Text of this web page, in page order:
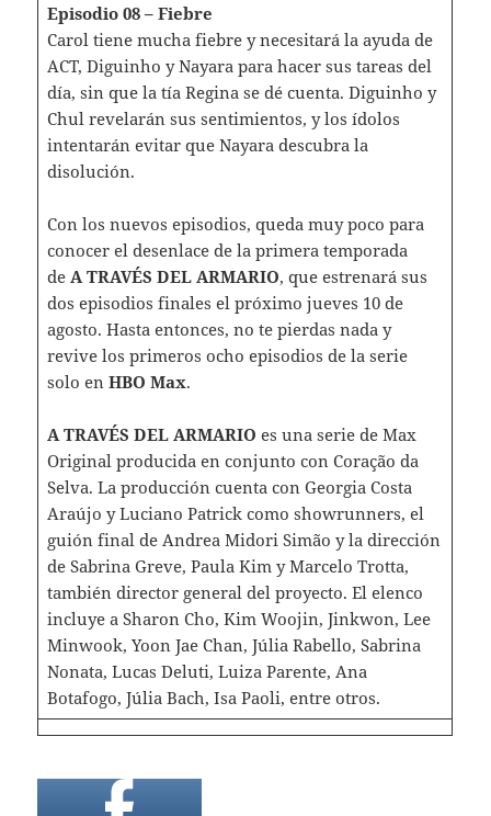
Episodio 08 – Fiebre
Carol tiene mucha fiebre y necesitará la ayuda de
ACT, Diguinho y Nayara para hacer sus tareas del
día, sin que la tía Regina se dé cuenta. Diguinho y
Chul revelarán sus sentimientos, y los ídolos
intentarán evitar que Nayara descubra la
disolución.
Con los nuevos episodios, queda muy poco para
conocer el desenlace de la primera temporada
de A TRAVÉS DEL ARMARIO, que estrenará sus
dos episodios finales el próximo jueves 10 de
agosto. Hasta entonces, no te pierdas nada y
revive los primeros ocho episodios de la serie
solo en HBO Max.
A TRAVÉS DEL ARMARIO es una serie de Max
Original producida en conjunto con Coração da
Selva. La producción cuenta con Georgia Costa
Araújo y Luciano Patrick como showrunners, el
guión final de Andrea Midori Simão y la dirección
de Sabrina Greve, Paula Kim y Marcelo Trotta,
también director general del proyecto. El elenco
incluye a Sharon Cho, Kim Woojin, Jinkwon, Lee
Minwook, Yoon Jae Chan, Júlia Rabello, Sabrina
Nonata, Lucas Deluti, Luiza Parente, Ana
Botafogo, Júlia Bach, Isa Paoli, entre otros.